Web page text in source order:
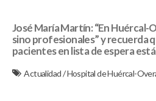
José María Martín: “En Huércal-
sino profesionales” y recuerda
pacientes en lista de espera
Actualidad/Hospital de Huércal-